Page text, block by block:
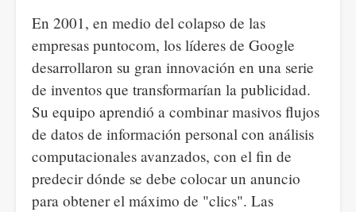
En 2001, en medio del colapso de las
empresas puntocom, los líderes de Google
desarrollaron su gran innovación en una serie
de inventos que transformarían la publicidad.
Su equipo aprendió a combinar masivos flujos
de datos de información personal con análisis
computacionales avanzados, con el fin de
predecir dónde se debe colocar un anuncio
para obtener el máximo de "clics". Las